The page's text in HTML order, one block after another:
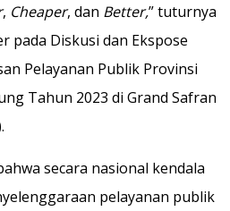
, Cheaper, dan Better,” tuturnya
pada Diskusi dan Ekspose
Pelayanan Publik Provinsi
Tahun 2023 di Grand Safran
secara nasional kendala
pelayanan publik